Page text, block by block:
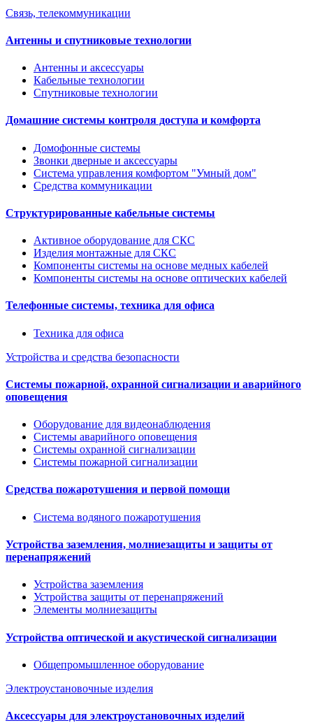
Связь, телекоммуникации
Антенны и спутниковые технологии
Антенны и аксессуары
Кабельные технологии
Спутниковые технологии
Домашние системы контроля доступа и комфорта
Домофонные системы
Звонки дверные и аксессуары
Система управления комфортом "Умный дом"
Средства коммуникации
Структурированные кабельные системы
Активное оборудование для СКС
Изделия монтажные для СКС
Компоненты системы на основе медных кабелей
Компоненты системы на основе оптических кабелей
Телефонные системы, техника для офиса
Техника для офиса
Устройства и средства безопасности
Системы пожарной, охранной сигнализации и аварийного
оповещения
Оборудование для видеонаблюдения
Системы аварийного оповещения
Системы охранной сигнализации
Системы пожарной сигнализации
Средства пожаротушения и первой помощи
Система водяного пожаротушения
Устройства заземления, молниезащиты и защиты от
перенапряжений
Устройства заземления
Устройства защиты от перенапряжений
Элементы молниезащиты
Устройства оптической и акустической сигнализации
Общепромышленное оборудование
Электроустановочные изделия
Аксессуары для электроустановочных изделий